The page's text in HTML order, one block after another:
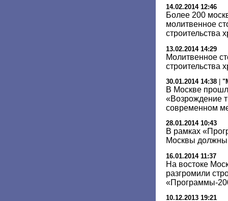
14.02.2014 12:46
Более 200
молитвенное
строительства
13.02.2014 14:29
Молитвенное
строительства
30.01.2014 14:38
В Москве
«Возрождение
современном
28.01.2014 10:43
В рамках
Москвы должны
16.01.2014 11:37
На востоке
разгромили
«Программы-
10.12.2013 19:21